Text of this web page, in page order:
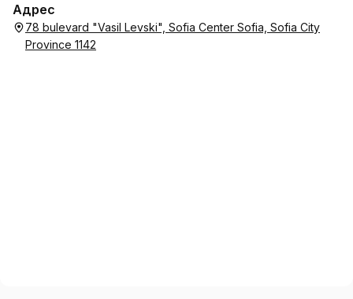
Адрес
78 bulevard "Vasil Levski", Sofia Center Sofia, Sofia City
Province 1142